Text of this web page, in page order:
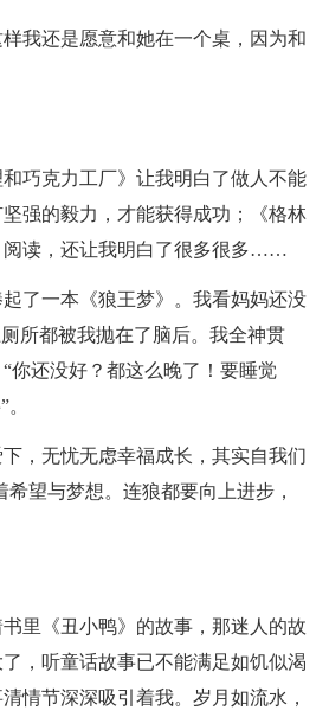
我还是愿意和她在一个桌，因为和
巧克力工厂》让我明白了做人不能
强的毅力，才能获得成功；《格林
阅读，还让我明白了很多很多……
了一本《狼王梦》。我看妈妈还没
所都被我抛在了脑后。我全神贯
你还没好？都这么晚了！要睡觉
，无忧无虑幸福成长，其实自我们
望与梦想。连狼都要向上进步，
里《丑小鸭》的故事，那迷人的故
，听童话故事已不能满足如饥似渴
情节深深吸引着我。岁月如流水，